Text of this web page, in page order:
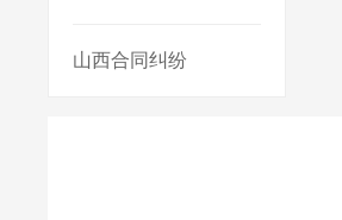
山西合同纠纷